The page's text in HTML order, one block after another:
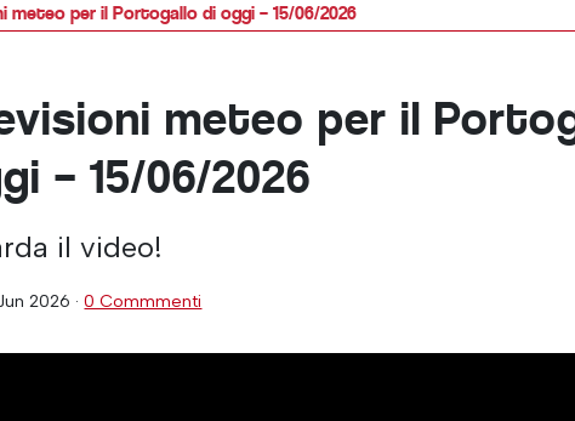
meteo per il Portogallo di oggi – 15/06/2026
meteo per il
– 15/06/2026
il video!
2026 ·0 Commmenti